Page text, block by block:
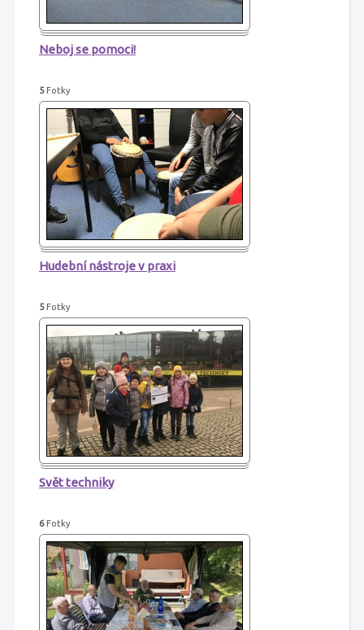
Neboj se pomoci!
5Fotky
Hudební nástroje v praxi
5Fotky
Svět techniky
6Fotky